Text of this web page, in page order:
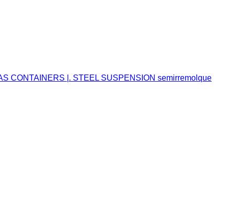
CONTAINERS |. STEEL SUSPENSION semirremolque